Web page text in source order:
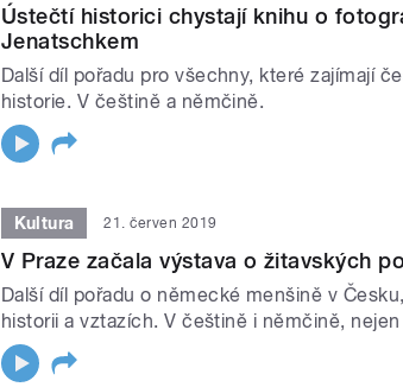
Ústečtí historici chystají knihu o
Jenatschkem
Další díl pořadu pro všechny, které zajímají
historie. V češtině a němčině.
Kultura 21. červen 2019
V Praze začala výstava o žitavských
Další díl pořadu o německé menšině v
historii a vztazích. V češtině i němčině,